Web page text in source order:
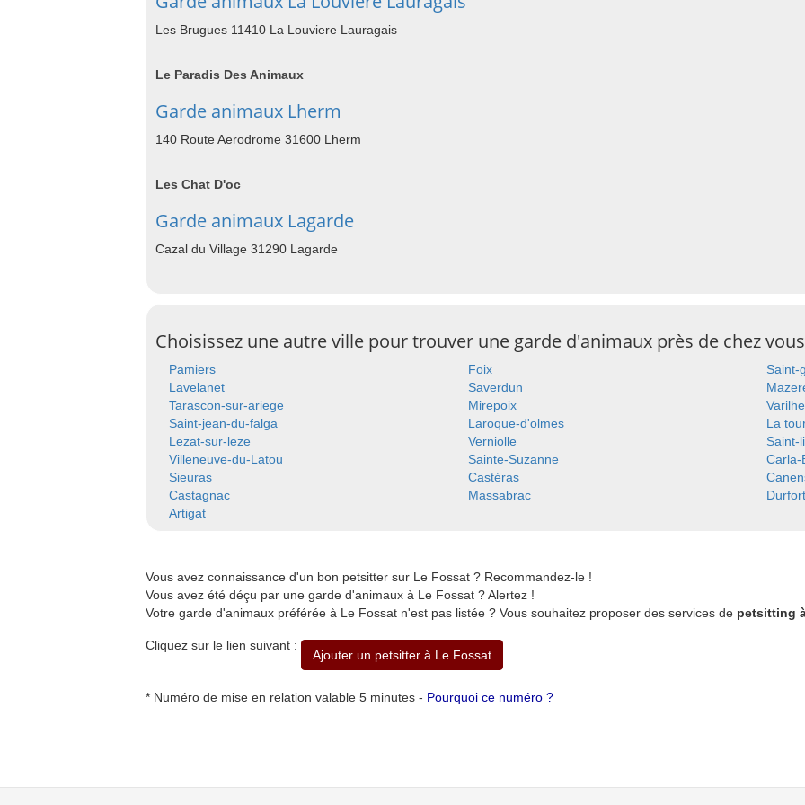
Les Brugues 11410 La Louviere Lauragais
Le Paradis Des Animaux
Garde animaux Lherm
140 Route Aerodrome 31600 Lherm
Les Chat D'oc
Garde animaux Lagarde
Cazal du Village 31290 Lagarde
Choisissez une autre ville pour trouver une garde d'animaux près de chez vous
Pamiers Foix
Saint-
Lavelanet
Saverdun
Tarascon-sur-ariege
Mirepoix
Saint-jean-du-falga
Laroque-d'olmes
La
Lezat-sur-leze
Verniolle
Saint-
Villeneuve-du-Latou
Sainte-Suzanne
Carla-
Sieuras
Castéras
Castagnac
Massabrac
Durfort
Artigat
Vous avez connaissance d'un bon petsitter sur Le Fossat ? Recommandez-le !
Vous avez été déçu par une garde d'animaux à Le Fossat ? Alertez !
Votre garde d'animaux préférée à Le Fossat n'est pas listée ? Vous souhaitez proposer des services de petsitting
Cliquez sur le lien suivant :
Ajouter un petsitter à Le Fossat
* Numéro de mise en relation valable 5 minutes - Pourquoi ce numéro ?